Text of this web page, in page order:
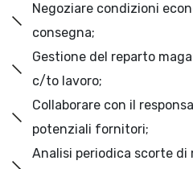
Negoziare condizioni
consegna;
Gestione del reparto
c/to lavoro;
Collaborare con il
potenziali fornitori;
Analisi periodica scorte di